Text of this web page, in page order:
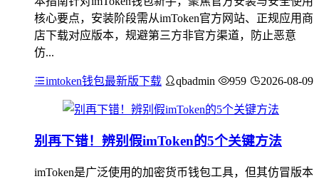
核心要点，安装阶段需从imToken官方网站、正规应用商
店下载对应版本，规避第三方非官方渠道，防止恶意
仿...
imtoken钱包最新版下载 qbadmin 959 2026-08-09
别再下错！辨别假imToken的5个关键方法
imToken是广泛使用的加密货币钱包工具，但其仿冒版本